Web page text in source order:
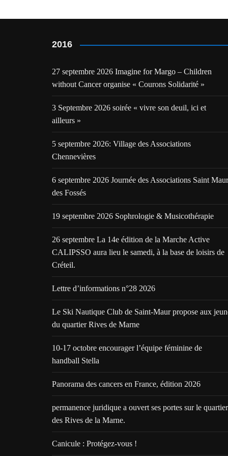
2016
27 septembre 2026 Imagine for Margo – Children
without Cancer organise « Courons Solidarité »
3 Septembre 2026 soirée « vivre son deuil, ici et
ailleurs »
5 septembre 2026: Village des Associations
Chennevières
6 septembre 2026 Journée des Associations Saint Maur
des Fossés
19 septembre 2026 Sophrologie & Musicothérapie
26 septembre La 14e édition de la Marche Active
CALIPSSO aura lieu le samedi, à la base de loisirs de
Créteil.
Lettre d’informations n°28 2026
Le Ski Nautique Club de Saint-Maur propose aux
du quartier Rives de Marne
10-17 octobre encourager l’équipe féminine de
handball Stella
Panorama des cancers en France, édition 2026
permanence juridique a ouvert ses portes sur le quartier
des Rives de la Marne.
Canicule : Protégez-vous !